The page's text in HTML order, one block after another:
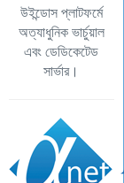
উইন্ডোস প্লাটফর্মে
অত্যাধুনিক ভার্চুয়াল
এবং ডেডিকেটেড
সার্ভার।